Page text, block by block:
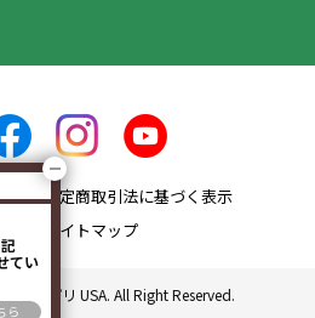
特定商取引法に基づく表示
サイトマップ
ーサプリ USA. All Right Reserved.
てい
ら